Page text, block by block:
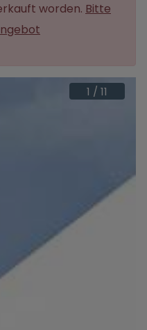
worden. Bitte
1 / 11